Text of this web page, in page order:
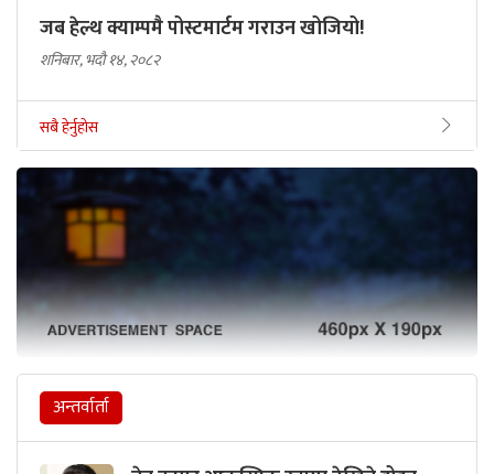
जब हेल्थ क्याम्पमै पोस्टमार्टम गराउन खोजियो!
शनिबार, भदौ १४, २०८२
सबै हेर्नुहोस
अन्तर्वार्ता